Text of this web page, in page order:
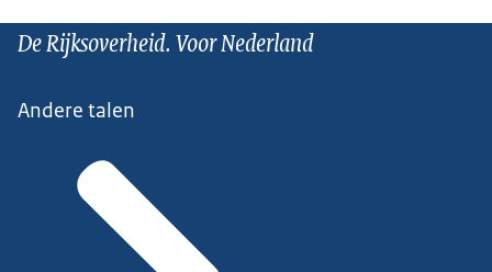
De Rijksoverheid. Voor Nederland
Andere talen